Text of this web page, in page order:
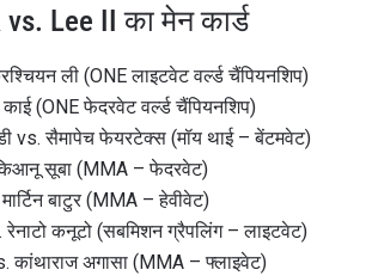
vs. Lee II का मेन कार्ड
ली (ONE लाइटवेट वर्ल्ड चैंपियनशिप)
(ONE फेदरवेट वर्ल्ड चैंपियनशिप)
vs. सैमापेच फेयरटेक्स (मॉय थाई – बेंटमवेट)
सूबा (MMA – फेदरवेट)
बाटुर (MMA – हेवीवेट)
रेनाटो कनूटो (सबमिशन ग्रैपलिंग – लाइटवेट)
अगासा (MMA – फ्लाइवेट)
KNOW
to latest news, unlock special offers
to the best seats to our live